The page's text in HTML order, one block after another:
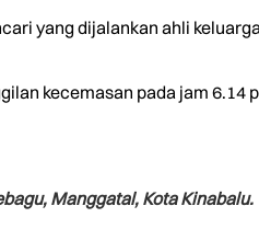
yang dijalankan ahli
kecemasan pada jam 6.14
Manggatal, Kota Kinabalu.